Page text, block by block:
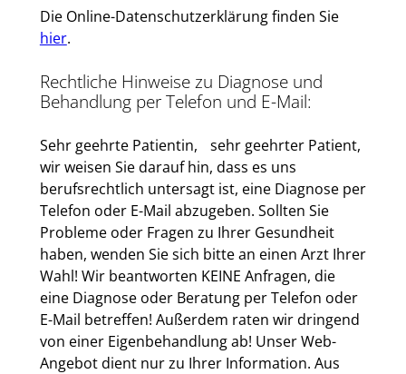
Die Online-Datenschutzerklärung finden Sie
hier.
Rechtliche Hinweise zu Diagnose und
Behandlung per Telefon und E-Mail:
Sehr geehrte Patientin, sehr geehrter Patient,
wir weisen Sie darauf hin, dass es uns
berufsrechtlich untersagt ist, eine Diagnose per
Telefon oder E-Mail abzugeben. Sollten Sie
Probleme oder Fragen zu Ihrer Gesundheit
haben, wenden Sie sich bitte an einen Arzt Ihrer
Wahl! Wir beantworten KEINE Anfragen, die
eine Diagnose oder Beratung per Telefon oder
E-Mail betreffen! Außerdem raten wir dringend
von einer Eigenbehandlung ab! Unser Web-
Angebot dient nur zu Ihrer Information. Aus